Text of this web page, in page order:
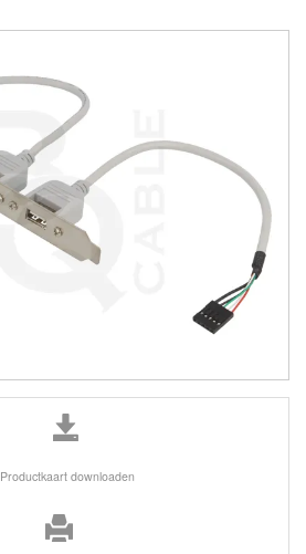
Productkaart downloaden